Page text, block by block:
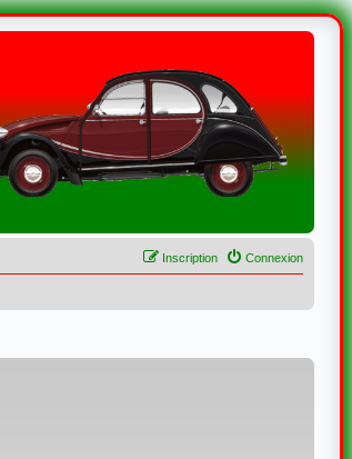
Connexion
Inscription